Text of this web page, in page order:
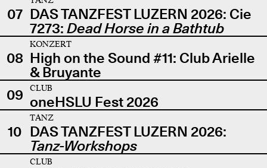
07 DAS TANZFEST LUZERN 2026: Cie
7273: Dead Horse in a Bathtub
08
KONZERT
High on the Sound #11: Club Arielle
& Bruyante
09
CLUB
oneHSLU Fest 2026
10
TANZ
DAS TANZFEST LUZERN 2026:
Tanz-Workshops
CLUB